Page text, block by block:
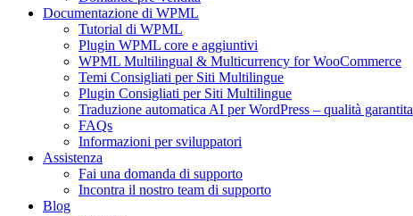
Documentazione di WPML
Tutorial di WPML
Plugin WPML core e aggiuntivi
WPML Multilingual & Multicurrency for WooCommerce
Temi Consigliati per Siti Multilingue
Plugin Consigliati per Siti Multilingue
Traduzione automatica AI per WordPress – qualità garantita
FAQs
Informazioni per sviluppatori
Assistenza
Fai una domanda di supporto
Incontra il nostro team di supporto
Blog